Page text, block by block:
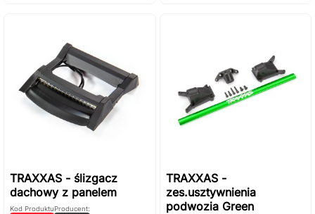
TRAXXAS - ślizgacz
dachowy z panelem
Kod ProduktuProducent:
TRAXXAS -
zes.usztywnienia
podwozia Green